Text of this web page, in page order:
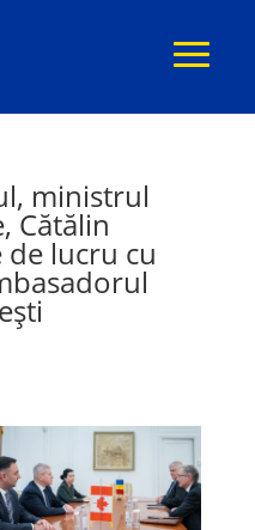
ministrul
Cătălin
lucru cu